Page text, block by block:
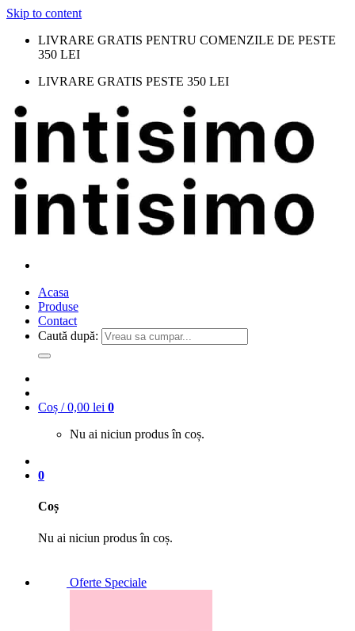
Skip to content
LIVRARE GRATIS PENTRU COMENZILE DE PESTE
350 LEI
LIVRARE GRATIS PESTE 350 LEI
Acasa
Produse
Contact
Caută după:
Coș /0,00 lei 0
Nu ai niciun produs în coș.
0
Coș
Nu ai niciun produs în coș.
Oferte Speciale